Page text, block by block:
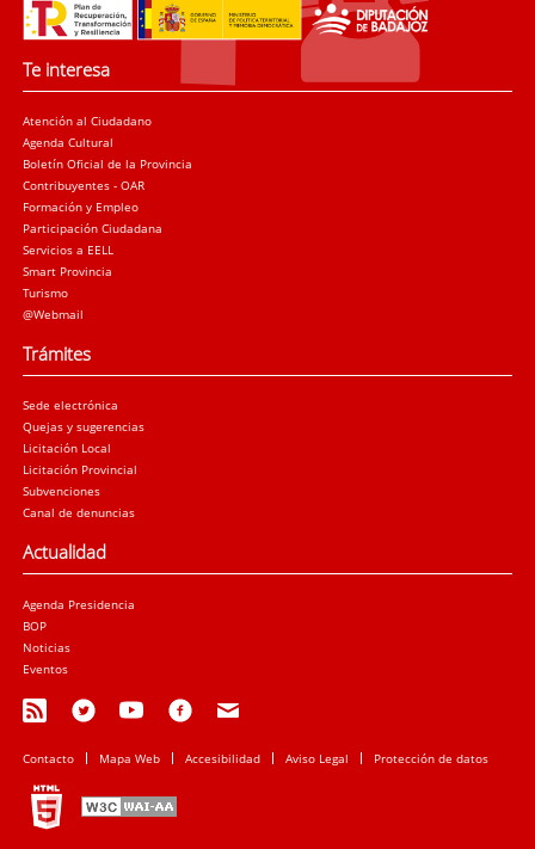
Te interesa
Atención al Ciudadano
Agenda Cultural
Boletín Oficial de la Provincia
Contribuyentes - OAR
Formación y Empleo
Participación Ciudadana
Servicios a EELL
Smart Provincia
Turismo
@Webmail
Trámites
Sede electrónica
Quejas y sugerencias
Licitación Local
Licitación Provincial
Subvenciones
Canal de denuncias
Actualidad
Agenda Presidencia
BOP
Noticias
Eventos
Contacto Mapa Web Accesibilidad Aviso Legal Protección de datos